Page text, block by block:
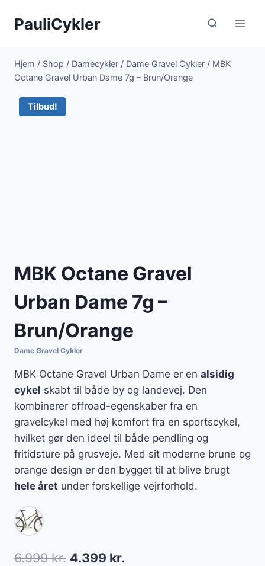
PauliCykler
Hjem / Shop / Damecykler / Dame Gravel Cykler / MBK
Octane Gravel Urban Dame 7g – Brun/Orange
Tilbud!
MBK Octane Gravel
Urban Dame 7g –
Brun/Orange
Dame Gravel Cykler
MBK Octane Gravel Urban Dame er en alsidig
cykel skabt til både by og landevej. Den
kombinerer offroad-egenskaber fra en
gravelcykel med høj komfort fra en sportscykel,
hvilket gør den ideel til både pendling og
fritidsture på grusveje. Med sit moderne brune og
orange design er den bygget til at blive brugt
hele året under forskellige vejrforhold.
6.999kr. Den
4.399 kr.